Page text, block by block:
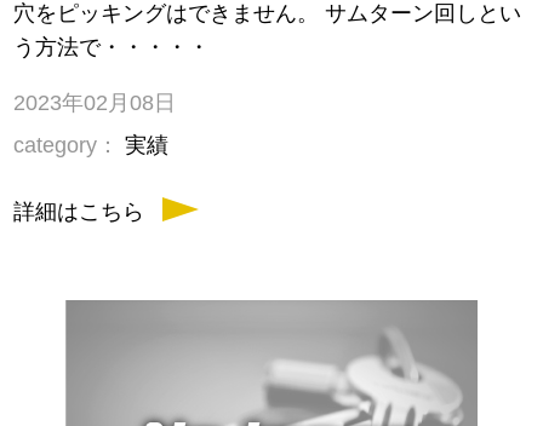
穴をピッキングはできません。 サムターン回しとい
う方法で・・・・・
2023年02月08日
category：
実績
詳細はこちら